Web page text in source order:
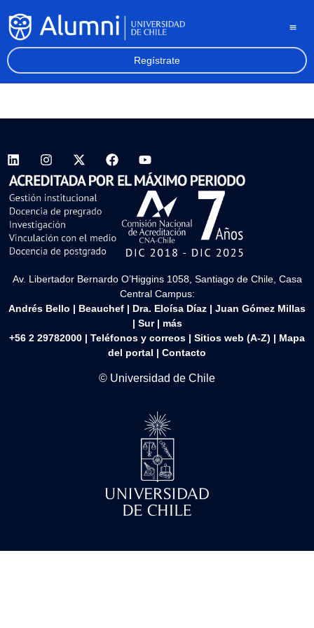
Regístrate
Av. Libertador Bernardo O’Higgins 1058, Santiago de Chile, Casa
Central Campus:
Andrés Bello | Beauchef | Dra. Eloísa Díaz | Juan Gómez Millas
| Sur| más
+56 2 29782000 | Teléfonos y correos | Sitios web (A-Z) | Mapa
del portal | Contacto
© Universidad de Chile